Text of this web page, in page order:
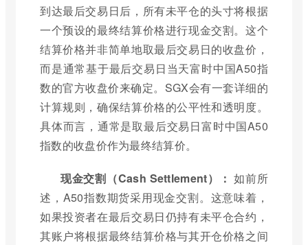
到达最后交易日后，所有未平仓的头寸将根据
一个预设的最终结算价格进行现金交割。这个
结算价格并非简单地取最后交易日的收盘价，
而是通常基于最后交易日当天富时中国A50指
数的官方收盘价来确定。SGX会有一套详细的
计算规则，确保结算价格的公平性和透明度。
具体而言，通常是取最后交易日富时中国A50
指数的收盘价作为最终结算价。
现金交割（Cash Settlement）： 如前所
述，A50指数期货采用现金交割。这意味着，
如果投资者在最后交易日仍持有未平仓合约，
其账户将根据最终结算价格与其开仓价格之间